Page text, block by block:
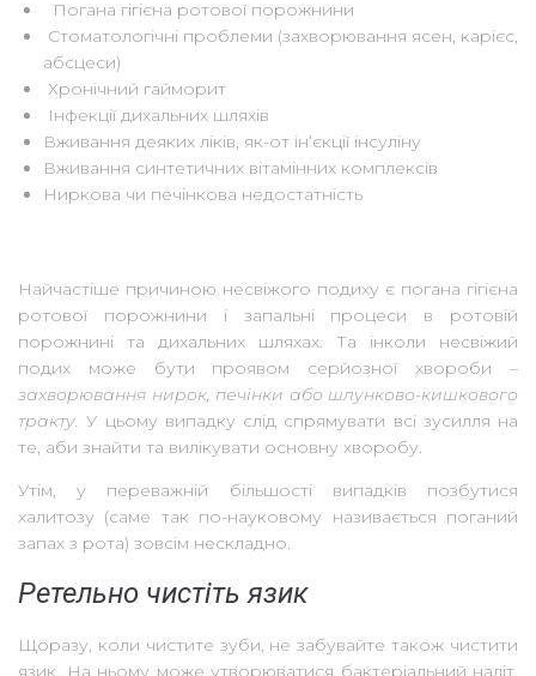
Погана гігієна ротової порожнини
Стоматологічні проблеми (захворювання ясен, карієс,
абсцеси)
Хронічний гайморит
Інфекції дихальних шляхів
Вживання деяких ліків, як-от інʼєкції інсуліну
Вживання синтетичних вітамінних комплексів
Ниркова чи печінкова недостатність
Найчастіше причиною несвіжого подиху є погана гігієна
ротової порожнини і запальні процеси в ротовій
порожнині та дихальних шляхах. Та інколи несвіжий
подих може бути проявом серйозної хвороби –
захворювання нирок, печінки або шлунково-кишкового
тракту.У цьому випадку слід спрямувати всі зусилля на
те, аби знайти та вилікувати основну хворобу.
Утім, у переважній більшості випадків позбутися
халитозу (саме так по-науковому називається поганий
запах з рота) зовсім нескладно.
Ретельно чистіть язик
Щоразу, коли чистите зуби, не забувайте також чистити
язик. На ньому може утворюватися бактеріальний наліт,